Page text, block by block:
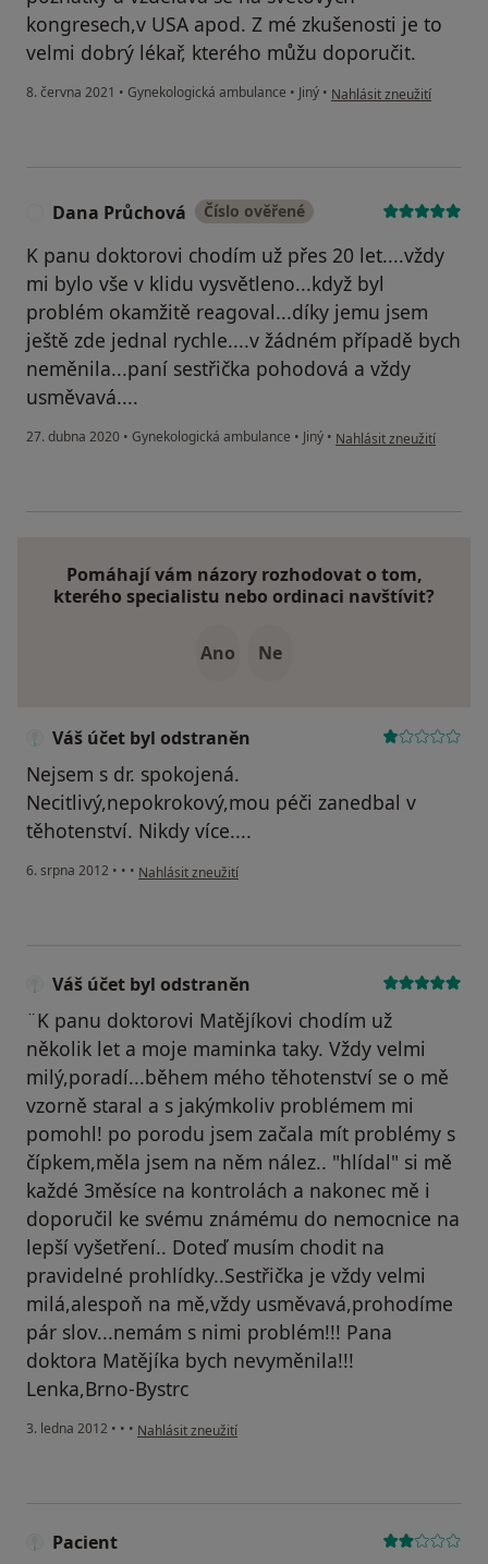
kongresech,v USA apod. Z mé zkušenosti je to
velmi dobrý lékař, kterého můžu doporučit.
8. června 2021 • Gynekologická ambulance • Jiný • podle názoru uživatele
Nahlásit zneužití
Dana Průchová Číslo ověřené
K panu doktorovi chodím už přes 20 let....vždy
mi bylo vše v klidu vysvětleno...když byl
problém okamžitě reagoval...díky jemu jsem
ještě zde jednal rychle....v žádném případě bych
neměnila...paní sestřička pohodová a vždy
usměvavá....
27. dubna 2020 • Gynekologická ambulance • Jiný • podle názoru uživatele
Nahlásit zneužití
Pomáhají vám názory rozhodovat o tom,
kterého specialistu nebo ordinaci navštívit?
Ano Ne
Váš účet byl odstraněn
Nejsem s dr. spokojená.
Necitlivý,nepokrokový,mou péči zanedbal v
těhotenství. Nikdy více....
6. srpna 2012 • • • podle názoru uživatele Váš účet byl odstraněn
Nahlásit zneužití
Váš účet byl odstraněn
¨K panu doktorovi Matějíkovi chodím už
několik let a moje maminka taky. Vždy velmi
milý,poradí...během mého těhotenství se o mě
vzorně staral a s jakýmkoliv problémem mi
pomohl! po porodu jsem začala mít problémy s
čípkem,měla jsem na něm nález.. "hlídal" si mě
každé 3měsíce na kontrolách a nakonec mě i
doporučil ke svému známému do nemocnice na
lepší vyšetření.. Doteď musím chodit na
pravidelné prohlídky..Sestřička je vždy velmi
milá,alespoň na mě,vždy usměvavá,prohodíme
pár slov...nemám s nimi problém!!! Pana
doktora Matějíka bych nevyměnila!!!
Lenka,Brno-Bystrc
3. ledna 2012 • • • podle názoru uživatele Váš účet byl odstraněn
Nahlásit zneužití
Pacient